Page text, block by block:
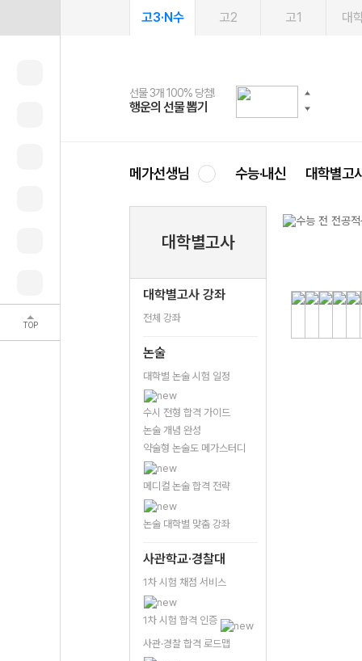
TOP
고3·N수 고2 고1 대
선물 3개 100% 당첨!
행운의 선물 뽑기
선물 100% 증정!
메가스터디 X 올리브
여름방학 스터디 캐시백
메가런 썸머스쿨
2027 러셀 단과
강사 공개선발
스마트러닝앱
설문 EVENT
메가패스
3일 무료 체험권
메가패스 수강생 무료혜택!
메가클럽 멤버십
사회공헌 캠페인
희망이룸 메가나눔
메가선생님 수능·내신 대학별고
대학별고사
대학별고사 강좌
전체 강좌
논술
대학별 논술 시험 일정
수시 전형 합격 가이드
논술 개념 완성
약술형 논술도 메가스터디
메디컬 논술 합격 전략
논술 대학별 맞춤 강좌
사관학교·경찰대
1차 시험 채점 서비스
1차 시험 합격 인증
사관·경찰 합격 로드맵